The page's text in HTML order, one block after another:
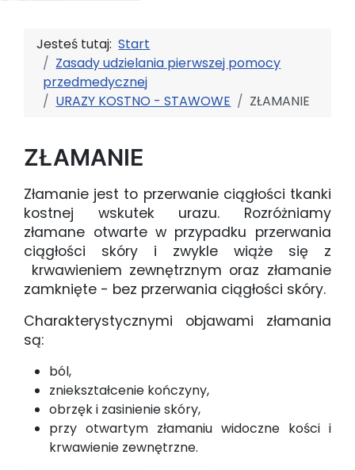
Jesteś tutaj:Start
Zasady udzielania pierwszej pomocy
przedmedycznej
URAZY KOSTNO - STAWOWE
ZŁAMANIE
ZŁAMANIE
Złamanie jest to przerwanie ciągłości tkanki
kostnej wskutek urazu. Rozróżniamy
złamane otwarte w przypadku przerwania
ciągłości skóry i zwykle wiąże się z
krwawieniem zewnętrznym oraz złamanie
zamknięte - bez przerwania ciągłości skóry.
Charakterystycznymi objawami złamania
są:
ból,
zniekształcenie kończyny,
obrzęk i zasinienie skóry,
przy otwartym złamaniu widoczne kości i
krwawienie zewnętrzne.